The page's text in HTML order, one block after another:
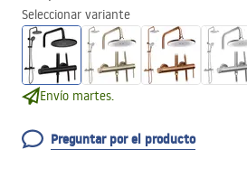
Seleccionar variante
Envío martes.
Preguntar por el producto